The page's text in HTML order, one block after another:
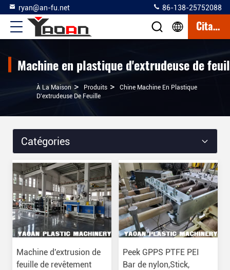
ryan@an-fu.net 86-138-25752088
Citation
Machine en plastique d'extrudeuse de
À La Maison > Produits >
Chine Machine En Plastique
D'extrudeuse De Feuille
Catégories
Machine d'extrusion de
feuille de revêtement
Peek GPPS PTFE PEI
Bar de nylon,Stick,